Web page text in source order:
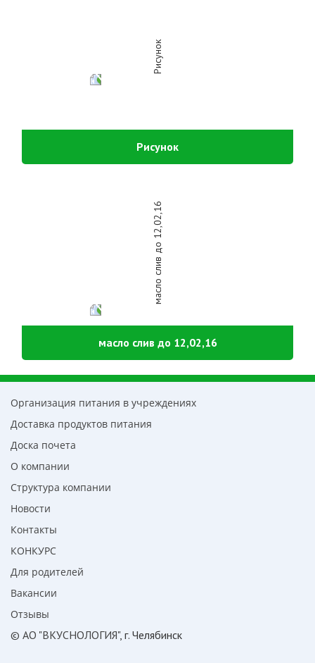
Рисунок
масло слив до 12,02,16
Организация питания в учреждениях
Доставка продуктов питания
Доска почета
О компании
Структура компании
Новости
Контакты
КОНКУРС
Для родителей
Вакансии
Отзывы
© АО "ВКУСНОЛОГИЯ", г. Челябинск